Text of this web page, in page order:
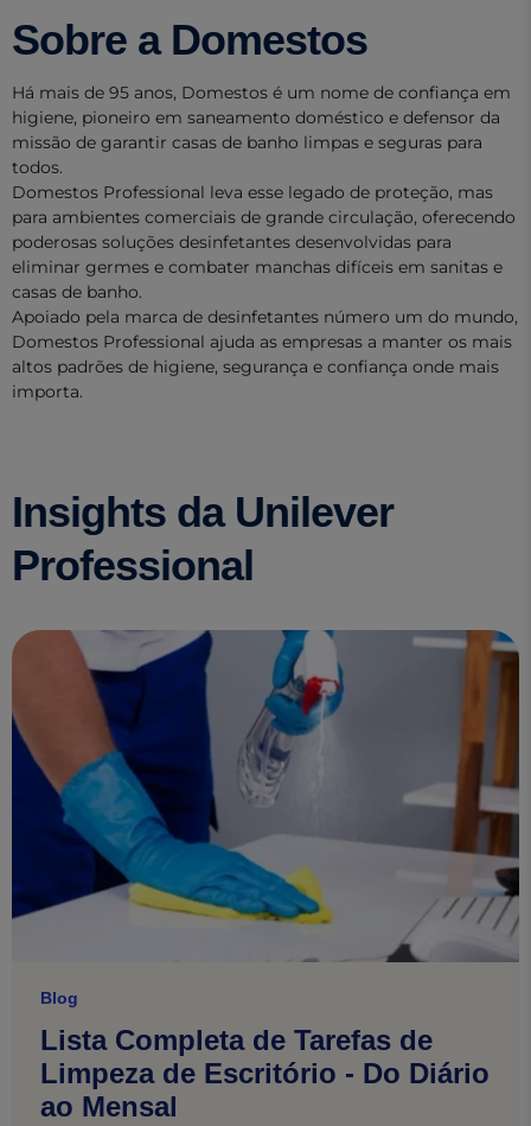
Sobre a Domestos
Há mais de 95 anos, Domestos é um nome de confiança em
higiene, pioneiro em saneamento doméstico e defensor da
missão de garantir casas de banho limpas e seguras para
todos.
Domestos Professional leva esse legado de proteção, mas
para ambientes comerciais de grande circulação, oferecendo
poderosas soluções desinfetantes desenvolvidas para
eliminar germes e combater manchas difíceis em sanitas e
casas de banho.
Apoiado pela marca de desinfetantes número um do mundo,
Domestos Professional ajuda as empresas a manter os mais
altos padrões de higiene, segurança e confiança onde mais
importa.
Insights da Unilever
Professional
Blog
Lista Completa de Tarefas de
Limpeza de Escritório - Do Diário
ao Mensal